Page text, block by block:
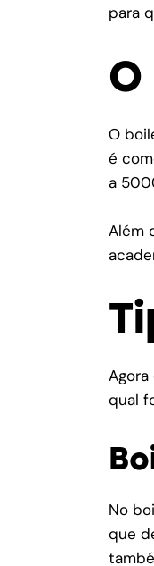
para
O
é
a
Além
qual
No
que